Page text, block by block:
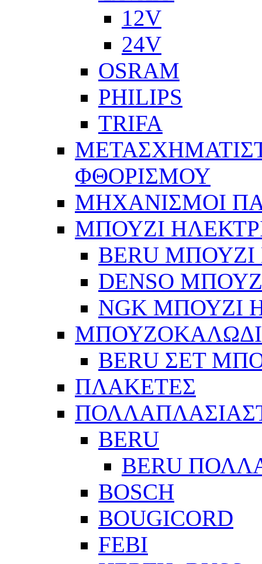
12V
24V
OSRAM
PHILIPS
TRIFA
ΦΘΟΡΙΣΜΟΥ
ΜΗΧΑΝΙΣΜΟΙ
ΜΠΟΥΖΙ
BERU
DENSO
NGK ΜΠΟΥΖΙ
BERU ΣΕΤ
ΠΛΑΚΕΤΕΣ
BERU
BERU
BOSCH
BOUGICORD
FEBI